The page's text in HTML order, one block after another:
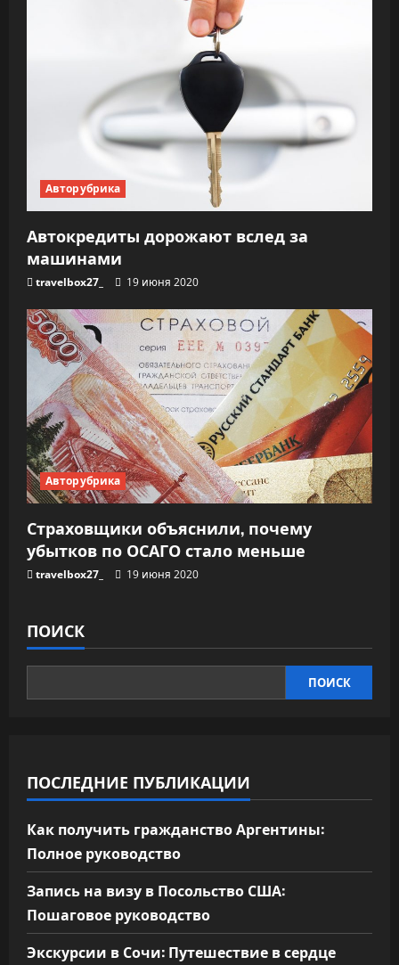
Авторубрика
Автокредиты дорожают вслед за
машинами
travelbox27_ 19 июня 2020
Авторубрика
Страховщики объяснили, почему
убытков по ОСАГО стало меньше
travelbox27_ 19 июня 2020
ПОИСК
ПОИСК
ПОСЛЕДНИЕ ПУБЛИКАЦИИ
Как получить гражданство Аргентины:
Полное руководство
Запись на визу в Посольство США:
Пошаговое руководство
Экскурсии в Сочи: Путешествие в сердце